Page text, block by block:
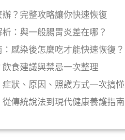
？完整攻略讓你快速恢復
：與一般腸胃炎差在哪？
感染後怎麼吃才能快速恢復？
食建議與禁忌一次整理
狀、原因、照護方式一次搞懂
傳統說法到現代健康養護指南